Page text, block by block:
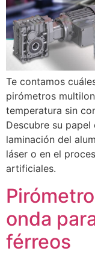
Te contamos
pirómetros
temperatura sin
Descubre su
laminación del
láser o en el
artificiales.
onda
férreos